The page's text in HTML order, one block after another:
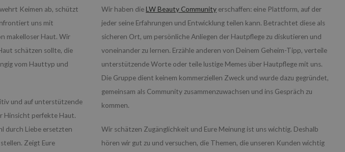
Keimen ab, schützt
uns mit
makelloser Haut. Wir
schätzen sollte, die
vom Hauttyp und
und auf unterstützende
Hinsicht perfekte Haut.
durch Liebe ersetzten
Zeigt Eure
Wir haben dieLW Beauty Community erschaffen: eine Plattform, auf der
jeder seine Erfahrungen und Entwicklung teilen kann. Betrachtet diese als
sicheren Ort, um persönliche Anliegen der Hautpflege zu diskutieren und
voneinander zu lernen. Erzähle anderen von Deinem Geheim-Tipp, verteile
unterstützende Worte oder teile lustige Memes über Hautpflege mit uns.
Die Gruppe dient keinem kommerziellen Zweck und wurde dazu gegründet,
gemeinsam als Community zusammenzuwachsen und ins Gespräch zu
kommen.
Wir schätzen Zugänglichkeit und Eure Meinung ist uns wichtig. Deshalb
hören wir gut zu und versuchen, die Themen, die unseren Kunden wichtig